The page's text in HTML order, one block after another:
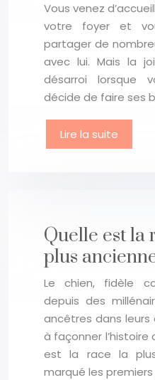
Vous venez
votre foyer et
partager de
avec lui. Mais la
désarroi lorsque
décide de faire ses
Lire la suite
Quelle est la
plus
Le chien, fidèle
depuis des
ancêtres dans
à façonner l’histoire
est la race la
marqué les